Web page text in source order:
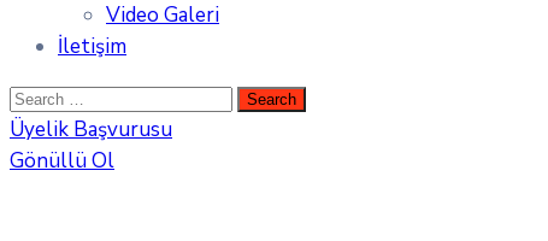
Video Galeri
İletişim
Üyelik Başvurusu
Gönüllü Ol